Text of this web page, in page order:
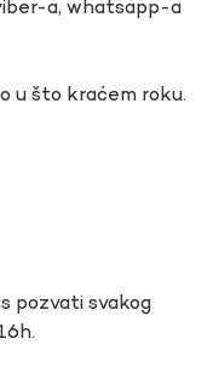
a, whatsapp-a
u što kraćem roku.
pozvati svakog